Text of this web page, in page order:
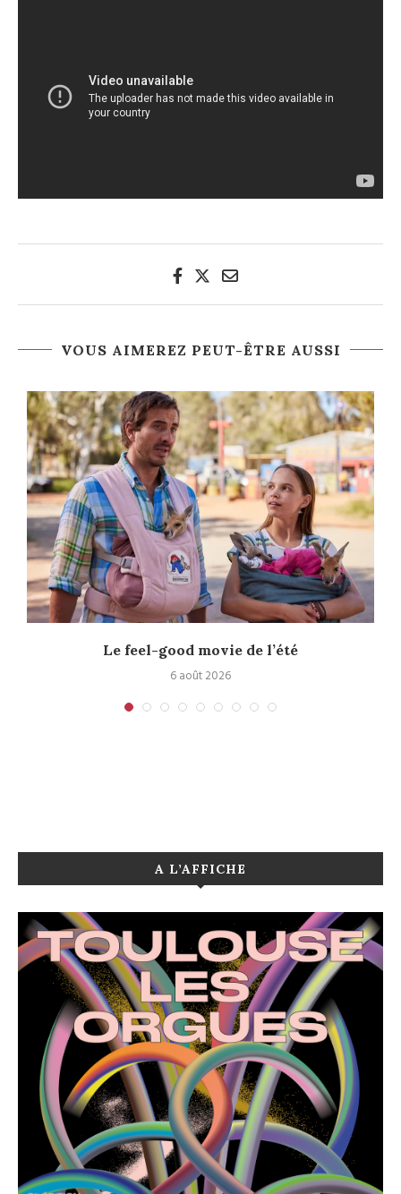
VOUS AIMEREZ PEUT-ÊTRE AUSSI
Le feel-good movie de l’été
6 août 2026
A L’AFFICHE